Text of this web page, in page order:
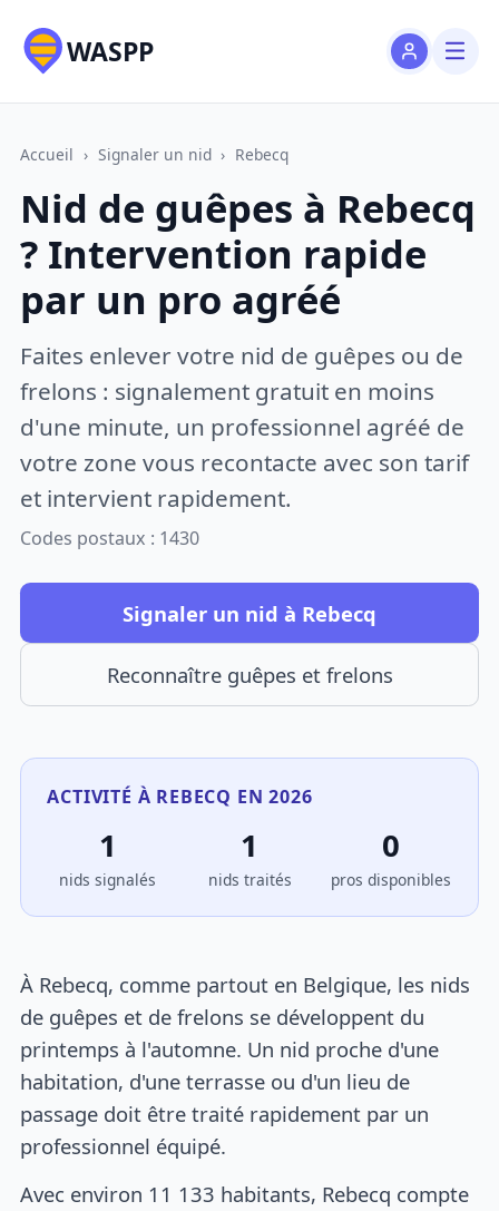
WASPP
Accueil › Signaler un nid › Rebecq
Nid de guêpes à Rebecq
? Intervention rapide
par un pro agréé
Faites enlever votre nid de guêpes ou de
frelons : signalement gratuit en moins
d'une minute, un professionnel agréé de
votre zone vous recontacte avec son tarif
et intervient rapidement.
Codes postaux : 1430
Signaler un nid à Rebecq
Reconnaître guêpes et frelons
ACTIVITÉ À REBECQ EN 2026
1
nids signalés
1
nids traités
0
pros disponibles
À Rebecq, comme partout en Belgique, les nids
de guêpes et de frelons se développent du
printemps à l'automne. Un nid proche d'une
habitation, d'une terrasse ou d'un lieu de
passage doit être traité rapidement par un
professionnel équipé.
Avec environ 11 133 habitants, Rebecq compte